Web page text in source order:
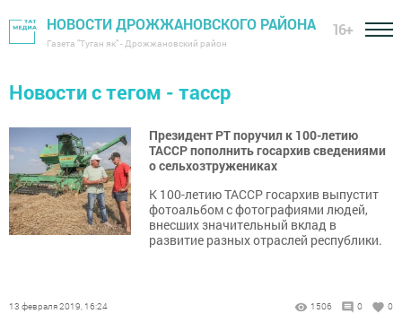
НОВОСТИ ДРОЖЖАНОВСКОГО РАЙОНА
Газета "Туган як" - Дрожжановский район
16+
Новости с тегом - тасср
Президент РТ поручил к 100-летию
ТАССР пополнить госархив сведениями
о сельхозтружениках
К 100-летию ТАССР госархив выпустит
фотоальбом с фотографиями людей,
внесших значительный вклад в
развитие разных отраслей республики.
13 февраля 2019, 16:24 1506 0 0